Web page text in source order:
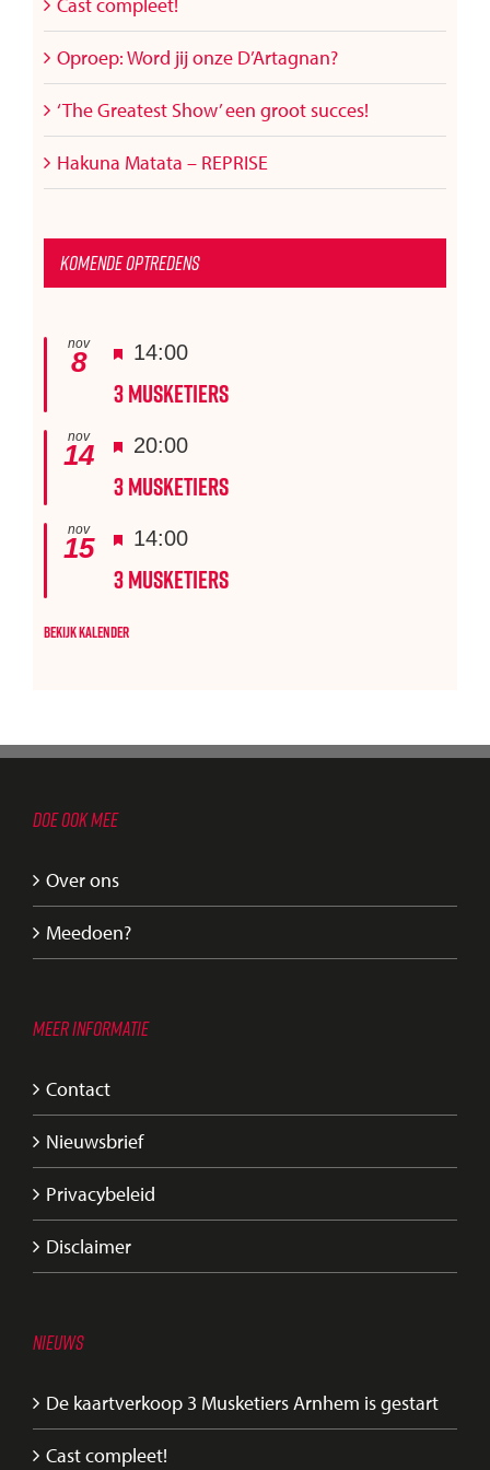
Oproep: Word jij onze D’Artagnan?
‘The Greatest Show’ een groot succes!
Hakuna Matata – REPRISE
Komende optredens
nov
8 Uitgelicht
14:00
3 Musketiers
nov
14 Uitgelicht
20:00
3 Musketiers
nov
15 Uitgelicht
14:00
3 Musketiers
Bekijk kalender
DOE OOK MEE
Over ons
Meedoen?
MEER INFORMATIE
Contact
Nieuwsbrief
Privacybeleid
Disclaimer
NIEUWS
De kaartverkoop 3 Musketiers Arnhem is gestart
Cast compleet!